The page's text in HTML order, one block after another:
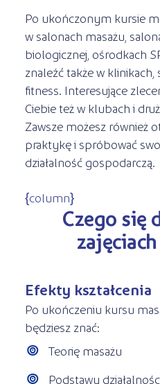
Po ukończonym kursie
w salonach masażu,
biologicznej, ośrodkach
znaleźć także w
fitness. Interesujące
Ciebie też w klubach i
Zawsze możesz również
praktykę i spróbować
działalność gospodarczą.
{column}
Czego się
Efekty kształcenia
Po ukończeniu kursu
będziesz znać:
Teorię masażu
Podstawy